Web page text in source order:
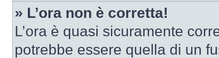
» L’ora non è corretta!
L’ora è quasi sicuramente
potrebbe essere quella di un